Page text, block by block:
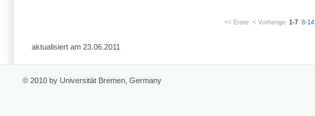
<< Erste < Vorherige 1-7 8-14
aktualisiert am 23.06.2011
© 2010 by Universität Bremen, Germany